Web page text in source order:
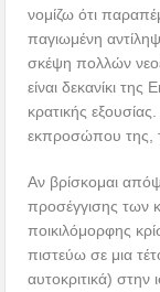
νομίζω ότι
παγιωμένη
σκέψη πολλών
είναι δεκανίκι της
κρατικής
εκπροσώπου της,
Αν βρίσκομαι
προσέγγισης των
ποικιλόμορφης
πιστεύω σε μια
αυτοκριτικά)